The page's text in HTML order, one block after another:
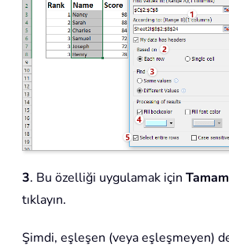
3. Bu özelliği uygulamak için Tamam
tıklayın.
Şimdi, eşleşen (veya eşleşmeyen)